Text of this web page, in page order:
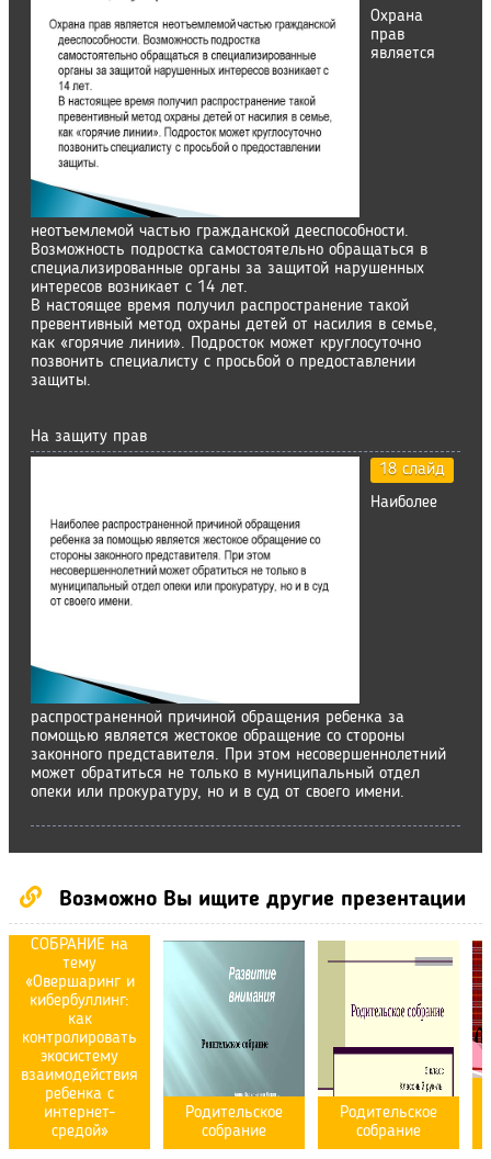
Охрана
прав
является
неотъемлемой частью гражданской дееспособности.
Возможность подростка самостоятельно обращаться в
специализированные органы за защитой нарушенных
интересов возникает с 14 лет.
В настоящее время получил распространение такой
превентивный метод охраны детей от насилия в семье,
как «горячие линии». Подросток может круглосуточно
позвонить специалисту с просьбой о предоставлении
защиты.
На защиту прав
18 слайд
Наиболее
распространенной причиной обращения ребенка за
помощью является жестокое обращение со стороны
законного представителя. При этом несовершеннолетний
может обратиться не только в муниципальный отдел
опеки или прокуратуру, но и в суд от своего имени.
Возможно Вы ищите другие презентации
РОДИТЕЛЬСКОЕ
СОБРАНИЕ на
тему
«Овершаринг и
кибербуллинг:
как
контролировать
экосистему
взаимодействия
ребенка с
интернет-
средой»
Родительское
собрание
Родительское
собрание